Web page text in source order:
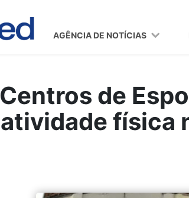
AGÊNCIA DE NOTÍCIAS
Centros de
atividade física